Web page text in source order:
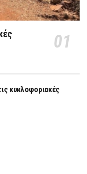
κυκλοφοριακές